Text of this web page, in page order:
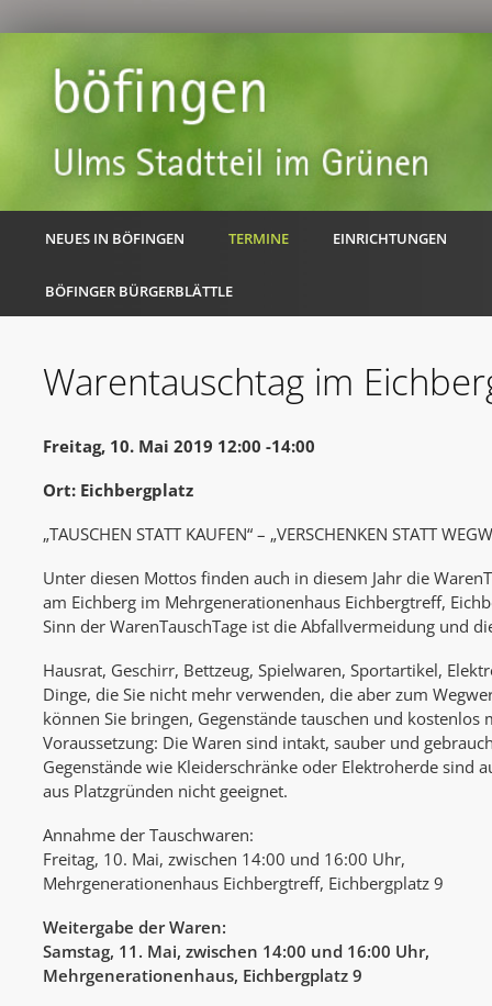
NEUES IN BÖFINGEN TERMINE EINRICHTUNGEN
BÖFINGER BÜRGERBLÄTTLE
Warentauschtag im
Freitag, 10. Mai 2019 12:00 -14:00
Ort: Eichbergplatz
„TAUSCHEN STATT KAUFEN“ – „VERSCHENKEN STATT
Unter diesen Mottos finden auch in diesem Jahr die
am Eichberg im Mehrgenerationenhaus Eichbergtreff,
Sinn der WarenTauschTage ist die Abfallvermeidung und
Hausrat, Geschirr, Bettzeug, Spielwaren, Sportartikel,
Dinge, die Sie nicht mehr verwenden, die aber zum
können Sie bringen, Gegenstände tauschen und kostenlos
Voraussetzung: Die Waren sind intakt, sauber und
Gegenstände wie Kleiderschränke oder Elektroherde sind
aus Platzgründen nicht geeignet.
Annahme der Tauschwaren:
Freitag, 10. Mai, zwischen 14:00 und 16:00 Uhr,
Mehrgenerationenhaus Eichbergtreff, Eichbergplatz 9
Weitergabe der Waren:
Samstag, 11. Mai, zwischen 14:00 und 16:00 Uhr,
Mehrgenerationenhaus, Eichbergplatz 9